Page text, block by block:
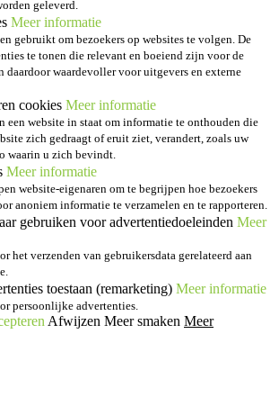
geleverd.
Meer informatie
gebruikt om bezoekers op websites te volgen. De
te tonen die relevant en boeiend zijn voor de
waardevoller voor uitgevers en externe
cookies Meer informatie
een website in staat om informatie te onthouden die
zich gedraagt of eruit ziet, verandert, zoals uw
waarin u zich bevindt.
Meer informatie
website-eigenaren om te begrijpen hoe bezoekers
anoniem informatie te verzamelen en te rapporteren.
gebruiken voor advertentiedoeleinden Meer
het verzenden van gebruikersdata gerelateerd aan
toestaan (remarketing) Meer informatie
persoonlijke advertenties.
Afwijzen Meer smaken Meer